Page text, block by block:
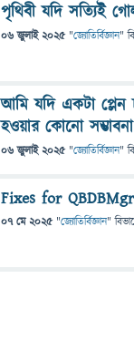
পৃথিবী যদি সত্যিই
06 জুলাই 2025 "জ্যোতির্বিজ্ঞান"
আমি যদি একটা প্লেন
হওয়ার কোনো
06 জুলাই 2025 "জ্যোতির্বিজ্ঞান"
Fixes for
07 মে 2025 "জ্যোতির্বিজ্ঞান"